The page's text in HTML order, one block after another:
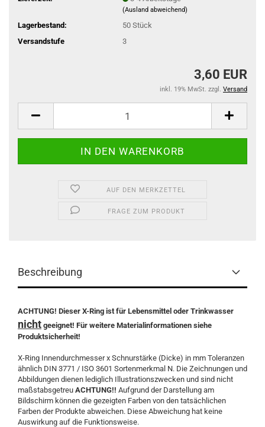
(Ausland abweichend)
Lagerbestand: 50 Stück
Versandstufe
3
3,60 EUR
inkl. 19% MwSt. zzgl. Versand
AUF DEN MERKZETTEL
FRAGE ZUM PRODUKT
Beschreibung
ACHTUNG! Dieser X-Ring ist für Lebensmittel oder Trinkwasser
nicht geeignet! Für weitere Materialinformationen siehe
Produktsicherheit!
X-Ring Innendurchmesser x Schnurstärke (Dicke) in mm Toleranzen
ähnlich DIN 3771 / ISO 3601 Sortenmerkmal N. Die Zeichnungen und
Abbildungen dienen lediglich Illustrationszwecken und sind nicht
maßstabsgetreu ACHTUNG!! Aufgrund der Darstellung am
Bildschirm können die gezeigten Farben von den tatsächlichen
Farben der Produkte abweichen. Diese Abweichung hat keine
Auswirkung auf die Funktionsweise.